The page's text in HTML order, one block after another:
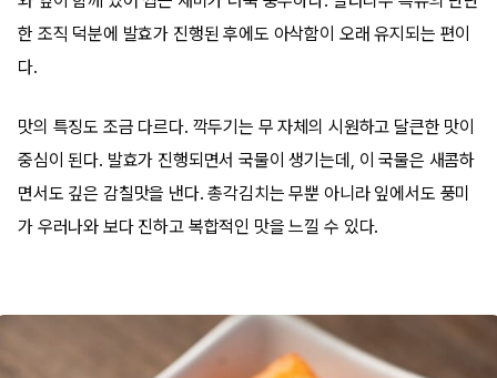
한 조직 덕분에 발효가 진행된 후에도 아삭함이 오래 유지되는 편이
다.
맛의 특징도 조금 다르다. 깍두기는 무 자체의 시원하고 달큰한 맛이
중심이 된다. 발효가 진행되면서 국물이 생기는데, 이 국물은 새콤하
면서도 깊은 감칠맛을 낸다. 총각김치는 무뿐 아니라 잎에서도 풍미
가 우러나와 보다 진하고 복합적인 맛을 느낄 수 있다.